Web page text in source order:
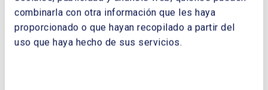
combinarla con otra información que les haya
proporcionado o que hayan recopilado a partir del
uso que haya hecho de sus servicios.
Cuadernos de Energía Nº 67